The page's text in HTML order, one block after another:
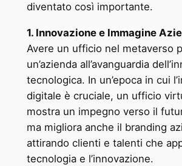
diventato così importante.
1. Innovazione e Immagine
Avere un ufficio nel metaverso
un’azienda all’avanguardia
tecnologica. In un’epoca in cui
digitale è cruciale, un ufficio
mostra un impegno verso il
ma migliora anche il branding
attirando clienti e talenti che
tecnologia e l’innovazione.